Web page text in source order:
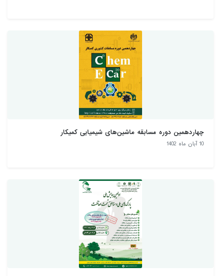
چهاردهمین دوره مسابقه ماشین‌های شیمیایی کمیکار
10 آبان ماه 1402